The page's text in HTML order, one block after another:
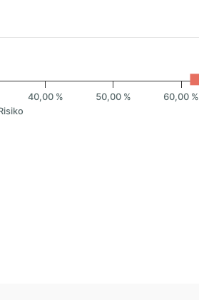
40,00 % 50,00 % 60,00 %